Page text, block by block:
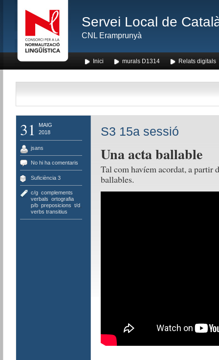
Servei Local de
CNL Eramprunyà
Inici murals D1314 Relats digitals
31
MAIG
2018
jsans
No hi ha comentaris
Suficiència 3
c/g, complements
verbals ortografia
p/b, preposicions t/d,
verbs transitius
S3 15a sessió
Una acta ballable
Tal com havíem acordat, a partir
ballables.